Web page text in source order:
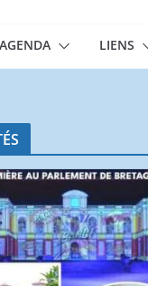
AGENDA LIENS